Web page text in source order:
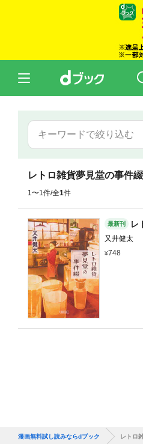
レトロ雑貨夢見堂の事件綴
1〜1件/全1件
最新刊 レ
又井健太
748
漫画無料試し読みならdブック レトロ